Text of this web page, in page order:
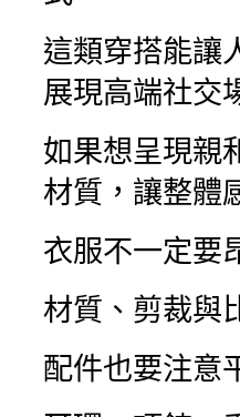
這類穿搭能讓
展現高端社交
如果想呈現親
材質，讓整體
衣服不一定要
材質、剪裁與
配件也要注意